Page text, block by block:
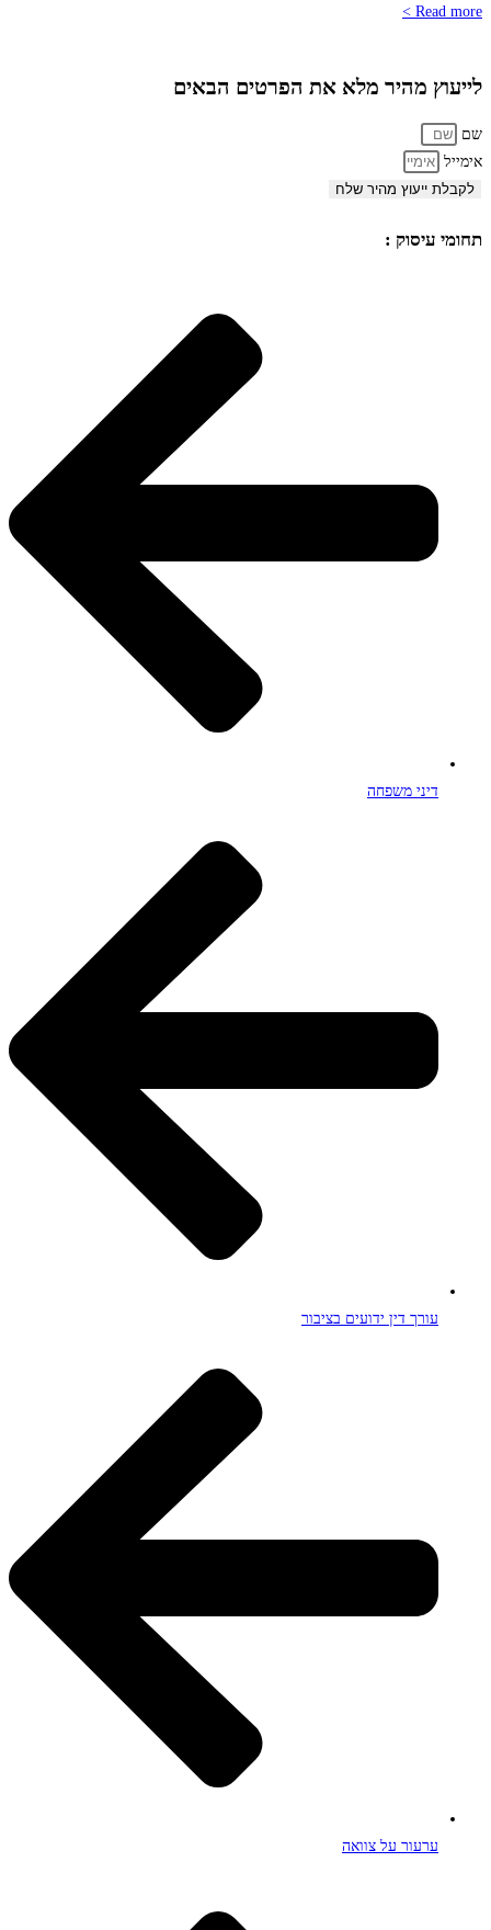
Read more >
לייעוץ מהיר מלא את הפרטים הבאים
שם
אימייל
לקבלת ייעוץ מהיר שלח
תחומי עיסוק :
דיני משפחה
עורך דין ידועים בציבור
ערעור על צוואה